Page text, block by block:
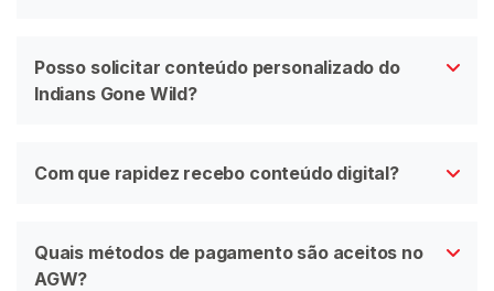
Posso solicitar conteúdo personalizado do
Indians Gone Wild?
Com que rapidez recebo conteúdo digital?
Quais métodos de pagamento são aceitos no
AGW?